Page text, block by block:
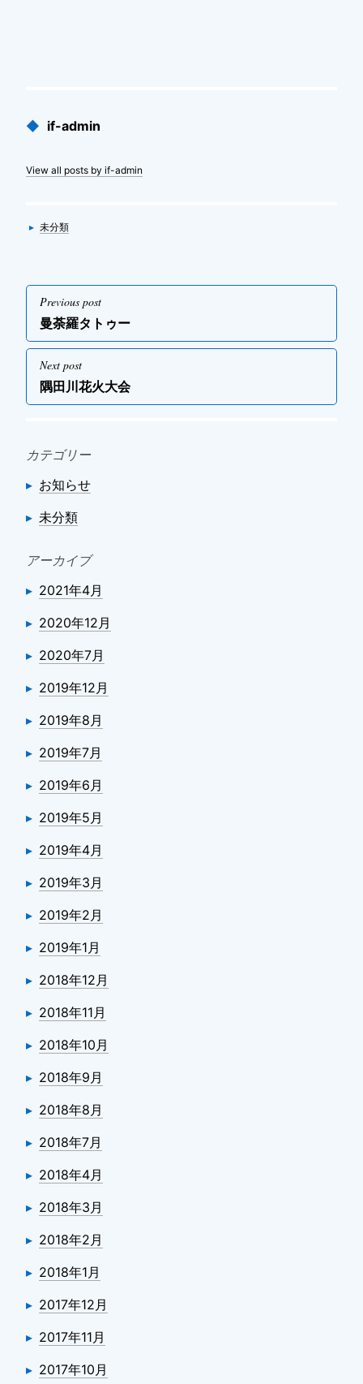
Published
◆ if-admin
View all posts by if-admin
Categories
▸ 未分類
投
稿
ナ
ビ
ゲ
ー
ョ
Previous post
Previous
曼荼羅タトゥー
Next post
Next
隅田川花火大会
カテゴリー
お知らせ
未分類
アーカイブ
2021年4月
2020年12月
2020年7月
2019年12月
2019年8月
2019年7月
2019年6月
2019年5月
2019年4月
2019年3月
2019年2月
2019年1月
2018年12月
2018年11月
2018年10月
2018年9月
2018年8月
2018年7月
2018年4月
2018年3月
2018年2月
2018年1月
2017年12月
2017年11月
2017年10月